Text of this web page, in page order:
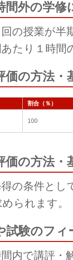
間外の学修
の授業が半
あたり１時間
価の方法・
割合（％）
100
価の方法・
の条件とし
られます。
試験のフィ
内で講評・